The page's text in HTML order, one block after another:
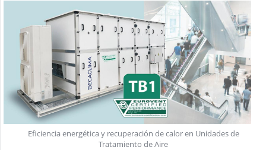
Eficiencia energética y recuperación de calor en Unidades de
Tratamiento de Aire